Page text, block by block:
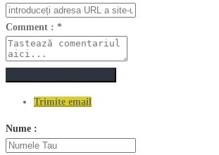
Comment : *
Trimite email
Nume :